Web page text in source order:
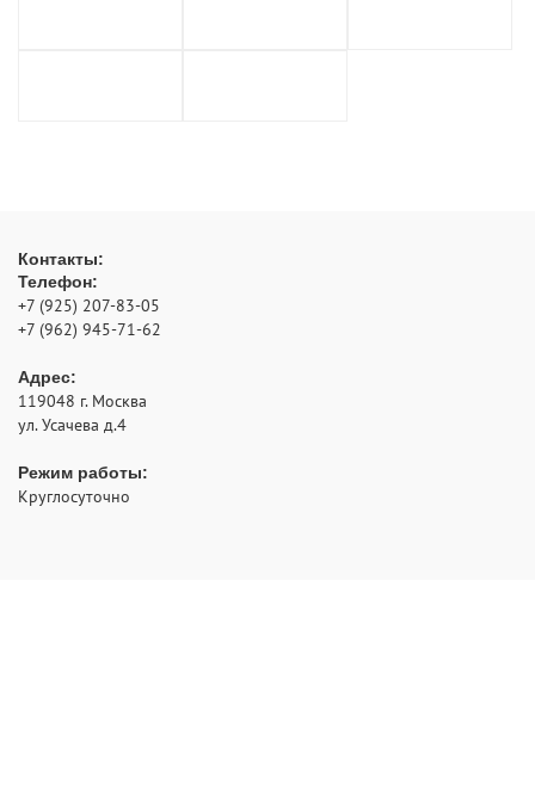
Контакты:
Телефон:
+7 (925) 207-83-05
+7 (962) 945-71-62
Адрес:
119048 г. Москва
ул. Усачева д.4
Режим работы:
Круглосуточно